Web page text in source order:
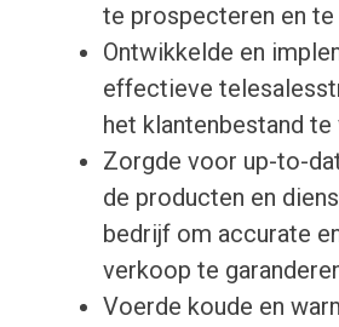
te prospecteren en te
Ontwikkelde en
effectieve
het klantenbestand
Zorgde voor up-to-
de producten en
bedrijf om accurate
verkoop te
Voerde koude en